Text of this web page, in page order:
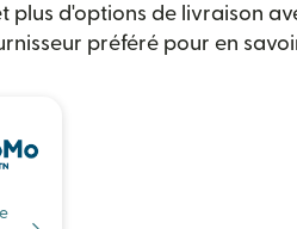
plus d'options de livraison
préféré pour en